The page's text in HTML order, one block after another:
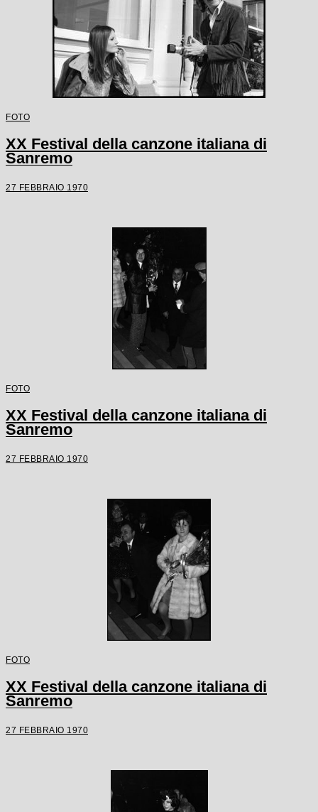
FOTO
XX Festival della canzone italiana di
Sanremo
27 FEBBRAIO 1970
FOTO
XX Festival della canzone italiana di
Sanremo
27 FEBBRAIO 1970
FOTO
XX Festival della canzone italiana di
Sanremo
27 FEBBRAIO 1970